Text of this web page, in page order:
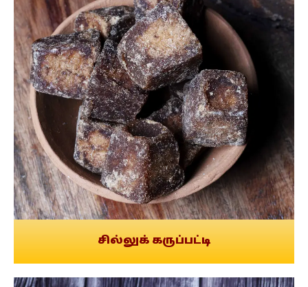
சில்லுக் கருப்பட்டி